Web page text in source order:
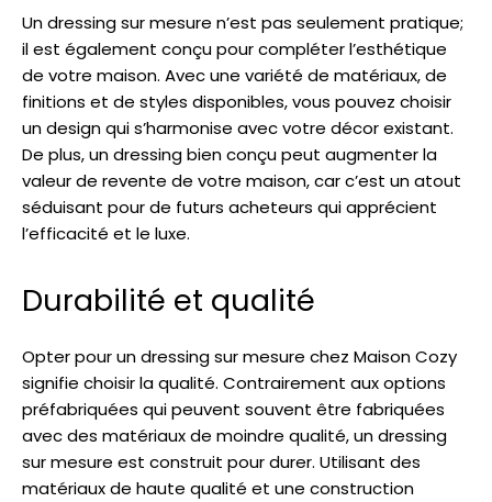
Un dressing sur mesure n’est pas seulement pratique;
il est également conçu pour compléter l’esthétique
de votre maison. Avec une variété de matériaux, de
finitions et de styles disponibles, vous pouvez choisir
un design qui s’harmonise avec votre décor existant.
De plus, un dressing bien conçu peut augmenter la
valeur de revente de votre maison, car c’est un atout
séduisant pour de futurs acheteurs qui apprécient
l’efficacité et le luxe.
Durabilité et qualité
Opter pour un dressing sur mesure chez Maison Cozy
signifie choisir la qualité. Contrairement aux options
préfabriquées qui peuvent souvent être fabriquées
avec des matériaux de moindre qualité, un dressing
sur mesure est construit pour durer. Utilisant des
matériaux de haute qualité et une construction